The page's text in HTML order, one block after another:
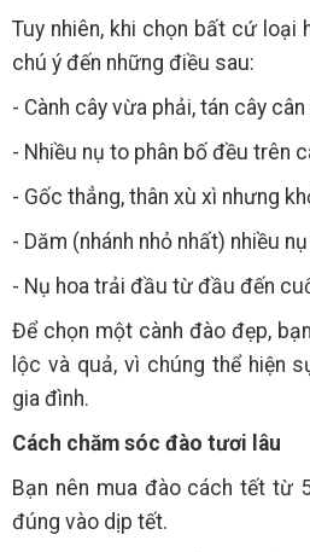
Tuy nhiên, khi chọn bất cứ loại
chú ý đến những điều sau:
- Cành cây vừa phải, tán cây
- Nhiều nụ to phân bố đều trên
- Gốc thẳng, thân xù xì nhưng
- Dăm (nhánh nhỏ nhất) nhiều
- Nụ hoa trải đầu từ đầu đến
Để chọn một cành đào đẹp,
lộc và quả, vì chúng thể hiện
gia đình.
Cách chăm sóc đào tươi lâu
Bạn nên mua đào cách tết từ
đúng vào dịp tết.